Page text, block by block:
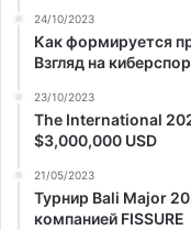
24/10/2023
Как формируется
Взгляд на
23/10/2023
The International
$3,000,000 USD
21/05/2023
Турнир Bali Major
компанией FISSURE